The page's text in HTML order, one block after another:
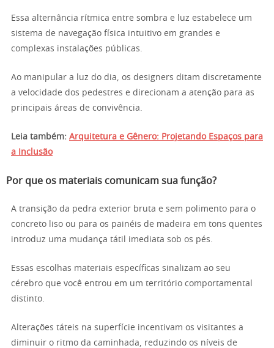
Essa alternância rítmica entre sombra e luz estabelece um
sistema de navegação física intuitivo em grandes e
complexas instalações públicas.
Ao manipular a luz do dia, os designers ditam discretamente
a velocidade dos pedestres e direcionam a atenção para as
principais áreas de convivência.
Leia também: Arquitetura e Gênero: Projetando Espaços para
a Inclusão
Por que os materiais comunicam sua função?
A transição da pedra exterior bruta e sem polimento para o
concreto liso ou para os painéis de madeira em tons quentes
introduz uma mudança tátil imediata sob os pés.
Essas escolhas materiais específicas sinalizam ao seu
cérebro que você entrou em um território comportamental
distinto.
Alterações táteis na superfície incentivam os visitantes a
diminuir o ritmo da caminhada, reduzindo os níveis de